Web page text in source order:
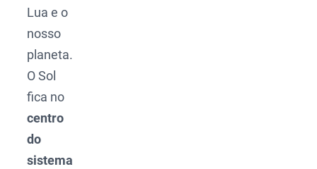
Lua e o
nosso
planeta.
O Sol
fica no
centro
do
sistema